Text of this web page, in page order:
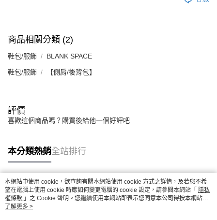
商品相關分類 (2)
鞋包/服飾 BLANK SPACE
鞋包/服飾 【側肩/後背包】
評價
喜歡這個商品嗎？購買後給他一個好評吧
本分類熱銷全站排行
熱門標籤
本網站中使用 cookie，欲查詢有關本網站使用 cookie 方式之詳情，及若您不希
望在電腦上使用 cookie 時應如何變更電腦的 cookie 設定，請參閱本網站「 隱私
權條款 」之 Cookie 聲明。您繼續使用本網站即表示您同意本公司得按本網站使
用條款之 Cookie 聲明使用 cookie。
了解更多 >